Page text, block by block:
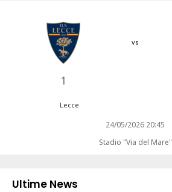
1
vs
Lecce
24/05/2026 20:45
Stadio "Via del Mare"
Ultime News